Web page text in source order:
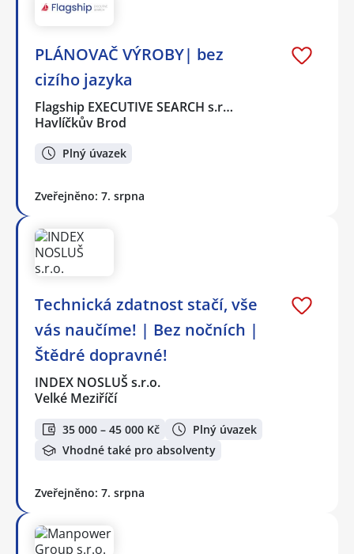
PLÁNOVAČ VÝROBY| bez
cizího jazyka
Flagship EXECUTIVE SEARCH s.r…
Havlíčkův Brod
Plný úvazek
Zveřejněno: 7. srpna
Technická zdatnost stačí, vše
vás naučíme! | Bez nočních |
Štědré dopravné!
INDEX NOSLUŠ s.r.o.
Velké Meziříčí
35 000 – 45 000 Kč
Plný úvazek
Vhodné také pro absolventy
Zveřejněno: 7. srpna